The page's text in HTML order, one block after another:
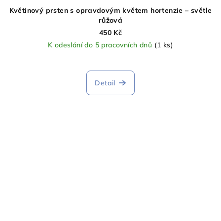
Květinový prsten s opravdovým květem hortenzie – světle
růžová
450 Kč
K odeslání do 5 pracovních dnů (1 ks)
Detail